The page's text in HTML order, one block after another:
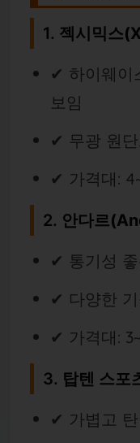
1. 젝시믹스
✔ 하이웨이
보임
✔ 무광 원
✔ 가격대:
2. 안다르
✔ 통기성
✔ 다양한
✔ 가격대:
3. 탑텐 스
✔ 가볍고